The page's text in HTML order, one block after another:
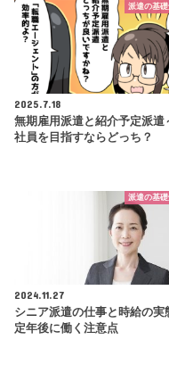
派遣の基
2025.7.18
無期雇用派遣と紹介予定派遣
社員を目指すならどっち？
派遣の基
2024.11.27
シニア派遣の仕事と時給の実
定年後に働く注意点